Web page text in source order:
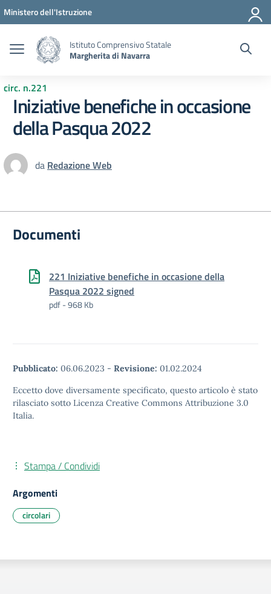
Vai ai contenuti
Vai al menu di navigazione
Vai al footer
Ministero dell'Istruzione
Istituto Comprensivo Statale
Margherita di Navarra
circ. n.221
Iniziative benefiche in occasione
della Pasqua 2022
da Redazione Web
Documenti
221 Iniziative benefiche in occasione della
Pasqua 2022 signed
pdf - 968 Kb
Pubblicato: 06.06.2023 - Revisione: 01.02.2024
Eccetto dove diversamente specificato, questo articolo è stato
rilasciato sotto Licenza Creative Commons Attribuzione 3.0
Italia.
Stampa / Condividi
Argomenti
circolari